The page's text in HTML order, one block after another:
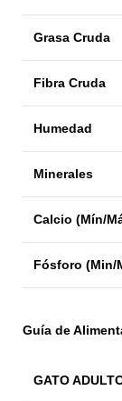
Grasa Cruda
Fibra Cruda
Humedad
Minerales
Calcio (Mín/
Fósforo (Min/
Guía de
GATO